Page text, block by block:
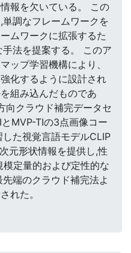
報を欠いている。 この
調なフレームワークを
ムワークに拡張するた
法を提案する。 このア
ップ学習機構により、
化するように設計され
組み込んだものであ
向クラウド補完データセ
MVP-TIの3点画像コー
た視覚言語モデルCLIP
元形状情報を提供し,性
定量的および定性的な
端のクラウド補完法よ
れた。